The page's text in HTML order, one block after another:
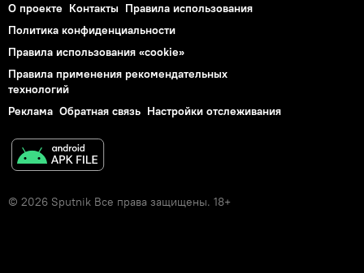
О проекте Контакты Правила использования
Политика конфиденциальности
Правила использования «cookie»
Правила применения рекомендательных
технологий
Реклама Обратная связь Настройки отслеживания
© 2026 Sputnik Все права защищены. 18+